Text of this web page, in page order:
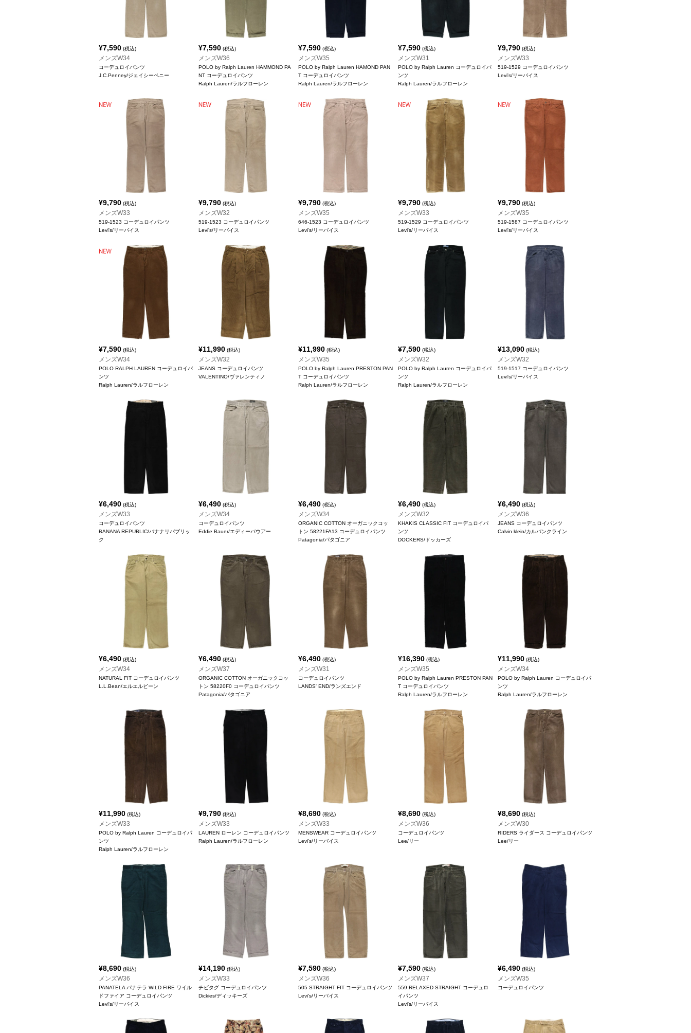
¥7,590 (税込)
メンズW34
コーデュロイパンツ
J.C.Penney/ジェイシーペニー
¥7,590 (税込)
メンズW36
POLO by Ralph Lauren HAMMOND PA
NT コーデュロイパンツ
Ralph Lauren/ラルフローレン
¥7,590 (税込)
メンズW35
POLO by Ralph Lauren HAMOND PAN
T コーデュロイパンツ
Ralph Lauren/ラルフローレン
¥7,590 (税込)
メンズW31
POLO by Ralph Lauren コーデュロイパ
ンツ
Ralph Lauren/ラルフローレン
¥9,790 (税込)
メンズW33
519-1529 コーデュロイパンツ
Levi's/リーバイス
¥9,790 (税込)
メンズW33
519-1523 コーデュロイパンツ
Levi's/リーバイス
¥9,790 (税込)
メンズW32
519-1523 コーデュロイパンツ
Levi's/リーバイス
¥9,790 (税込)
メンズW35
646-1523 コーデュロイパンツ
Levi's/リーバイス
¥9,790 (税込)
メンズW33
519-1529 コーデュロイパンツ
Levi's/リーバイス
¥9,790 (税込)
メンズW35
519-1587 コーデュロイパンツ
Levi's/リーバイス
¥7,590 (税込)
メンズW34
POLO RALPH LAUREN コーデュロイパ
ンツ
Ralph Lauren/ラルフローレン
¥11,990 (税込)
メンズW32
JEANS コーデュロイパンツ
VALENTINO/ヴァレンティノ
¥11,990 (税込)
メンズW35
POLO by Ralph Lauren PRESTON PAN
T コーデュロイパンツ
Ralph Lauren/ラルフローレン
¥7,590 (税込)
メンズW32
POLO by Ralph Lauren コーデュロイパ
ンツ
Ralph Lauren/ラルフローレン
¥13,090 (税込)
メンズW32
519-1517 コーデュロイパンツ
Levi's/リーバイス
¥6,490 (税込)
メンズW33
コーデュロイパンツ
BANANA REPUBLIC/バナナリパブリッ
ク
¥6,490 (税込)
メンズW34
コーデュロイパンツ
Eddie Bauer/エディーバウアー
¥6,490 (税込)
メンズW34
ORGANIC COTTON オーガニックコッ
トン 58221FA13 コーデュロイパンツ
Patagonia/パタゴニア
¥6,490 (税込)
メンズW32
KHAKIS CLASSIC FIT コーデュロイパ
ンツ
DOCKERS/ドッカーズ
¥6,490 (税込)
メンズW36
JEANS コーデュロイパンツ
Calvin klein/カルバンクライン
¥6,490 (税込)
メンズW34
NATURAL FIT コーデュロイパンツ
L.L.Bean/エルエルビーン
¥6,490 (税込)
メンズW37
ORGANIC COTTON オーガニックコッ
トン 58220F0 コーデュロイパンツ
Patagonia/パタゴニア
¥6,490 (税込)
メンズW31
コーデュロイパンツ
LANDS' END/ランズエンド
¥16,390 (税込)
メンズW35
POLO by Ralph Lauren PRESTON PAN
T コーデュロイパンツ
Ralph Lauren/ラルフローレン
¥11,990 (税込)
メンズW34
POLO by Ralph Lauren コーデュロイパ
ンツ
Ralph Lauren/ラルフローレン
¥11,990 (税込)
メンズW33
POLO by Ralph Lauren コーデュロイパ
ンツ
Ralph Lauren/ラルフローレン
¥9,790 (税込)
メンズW33
LAUREN ローレン コーデュロイパンツ
Ralph Lauren/ラルフローレン
¥8,690 (税込)
メンズW33
MENSWEAR コーデュロイパンツ
Levi's/リーバイス
¥8,690 (税込)
メンズW36
コーデュロイパンツ
Lee/リー
¥8,690 (税込)
メンズW30
RIDERS ライダース コーデュロイパンツ
Lee/リー
¥8,690 (税込)
メンズW36
PANATELA パナテラ WILD FIRE ワイル
ドファイア コーデュロイパンツ
Levi's/リーバイス
¥14,190 (税込)
メンズW33
チビタグ コーデュロイパンツ
Dickies/ディッキーズ
¥7,590 (税込)
メンズW36
505 STRAIGHT FIT コーデュロイパンツ
Levi's/リーバイス
¥7,590 (税込)
メンズW37
559 RELAXED STRAIGHT コーデュロ
イパンツ
Levi's/リーバイス
¥6,490 (税込)
メンズW35
コーデュロイパンツ